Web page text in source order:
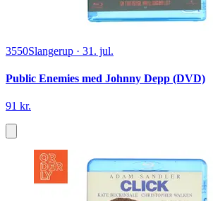
3550Slangerup · 31. jul.
Public Enemies med Johnny Depp (DVD)
91 kr.